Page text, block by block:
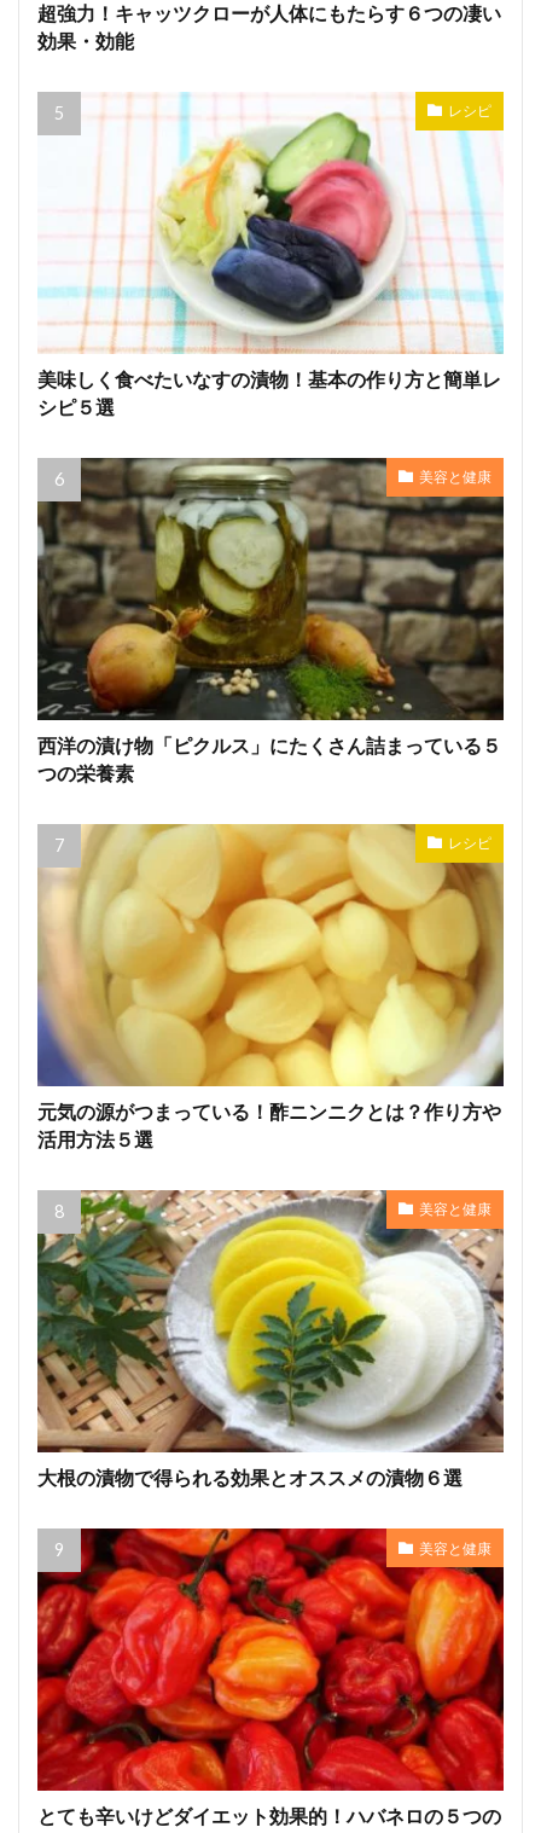
超強力！キャッツクローが人体にもたらす６つの凄い
効果・効能
レシピ
美味しく食べたいなすの漬物！基本の作り方と簡単レ
シピ５選
美容と健康
西洋の漬け物「ピクルス」にたくさん詰まっている５
つの栄養素
レシピ
元気の源がつまっている！酢ニンニクとは？作り方や
活用方法５選
美容と健康
大根の漬物で得られる効果とオススメの漬物６選
美容と健康
とても辛いけどダイエット効果的！ハバネロの５つの